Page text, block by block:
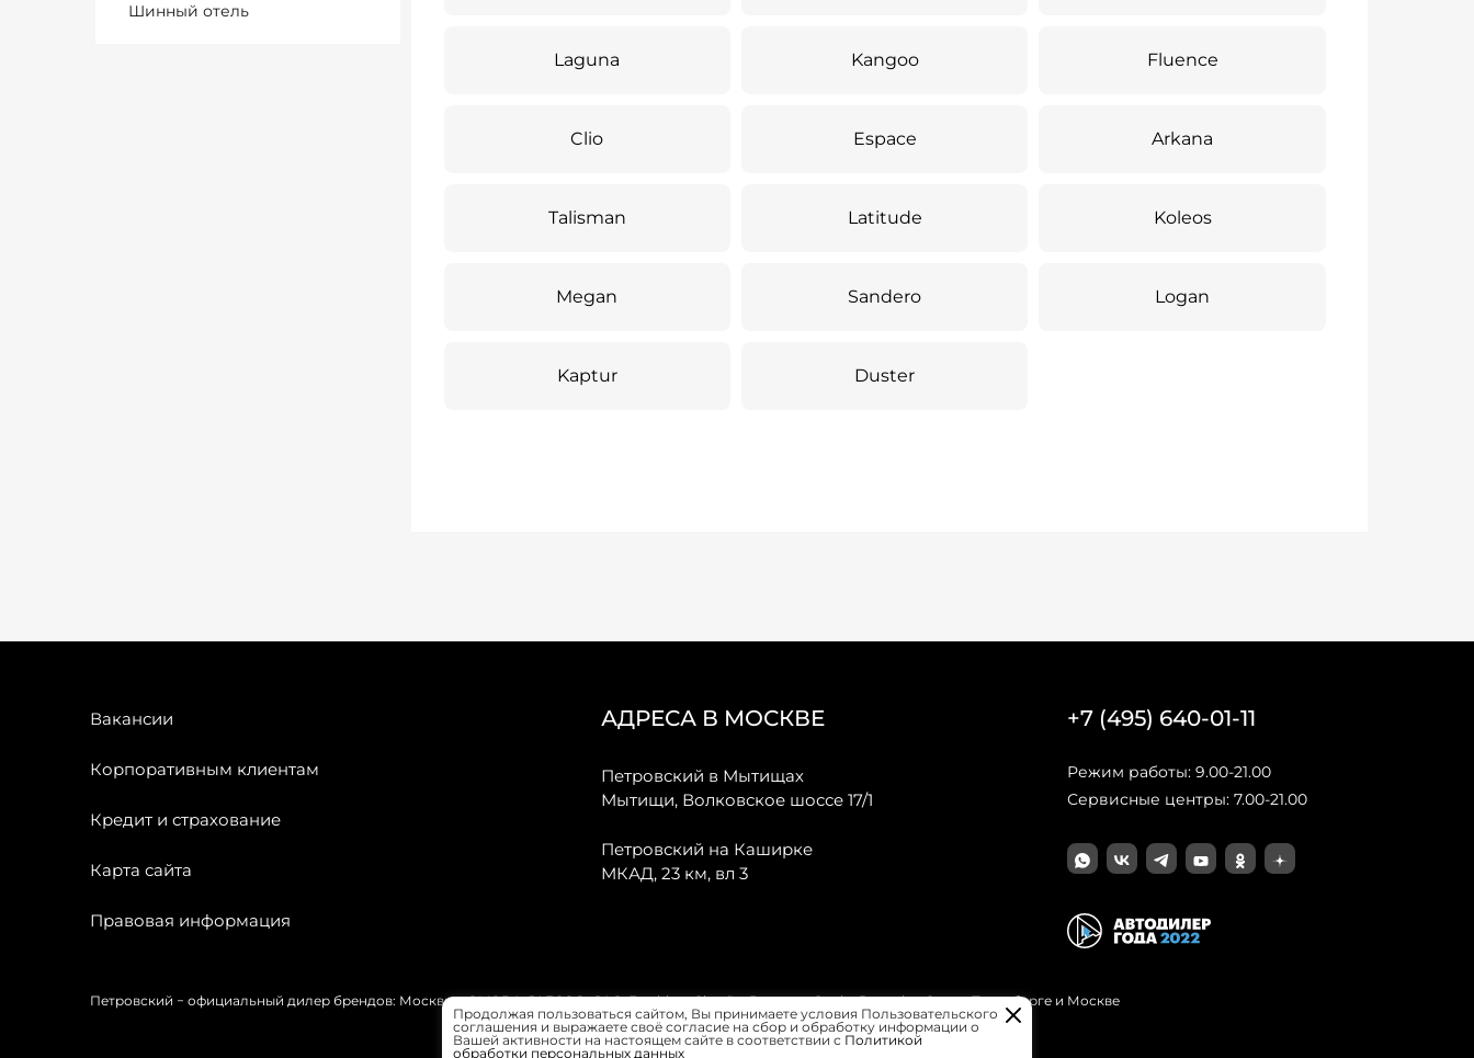
Шинный отель
Laguna Kangoo Fluence
Clio Espace Arkana
Talisman Latitude Koleos
Megan Sandero Logan
Kaptur Duster
Вакансии
Корпоративным клиентам
Кредит и страхование
Карта сайта
Правовая информация
АДРЕСА В МОСКВЕ
Петровский в Мытищах
Мытищи, Волковское шоссе 17/1
Петровский на Каширке
МКАД, 23 км, вл 3
+7 (495) 640-01-11
Режим работы: 9.00-21.00
Сервисные центры: 7.00-21.00
Петровский − официальный дилер брендов: Москвич, OMODA, JAECOO, GAC, Forthing, Citroёn, Peugeot, Opel и Renault в Санкт-Петербурге и Москве
Продолжая пользоваться сайтом, Вы принимаете условия Пользовательского
соглашения и выражаете своё согласие на сбор и обработку информации о
Вашей активности на настоящем сайте в соответствии с Политикой
обработки персональных данных